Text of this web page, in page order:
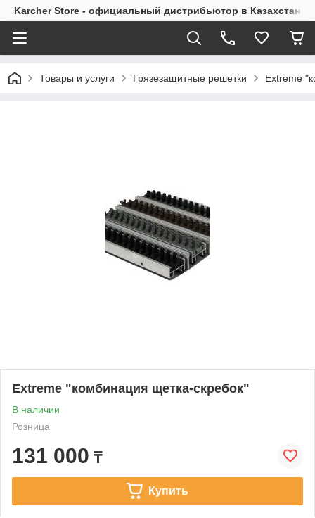
Karcher Store - официальный дистрибьютор в Казахстане
Товары и услуги Грязезащитные решетки Extreme
Extreme "комбинация щетка-скребок"
В наличии
Розница
131 000 ₸
Купить